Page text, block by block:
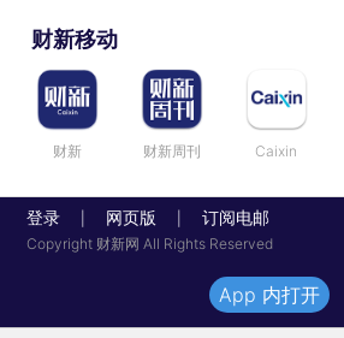
财新移动
财新 财新周刊 Caixin
登录 网页版 订阅电邮
Copyright 财新网 All Rights Reserved
App 内打开